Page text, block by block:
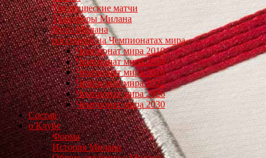
Товарищеские матчи
Трансферы Милана
Фото Милана
россонери на Чемпионатах мира
Чемпионат мира 2010
Чемпионат мира 2014
Чемпионат мира 2018
Чемпионат мира 2022
Чемпионат мира 2026
Чемпионат мира 2030
Состав
о Клубе
Форма
История Милана